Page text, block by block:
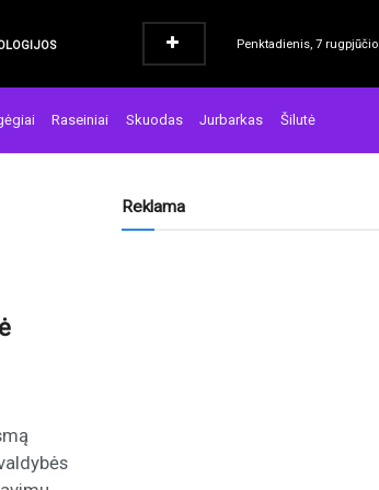
Penktadienis, 7 rugpjūčio
Raseiniai Skuodas Jurbarkas Šilutė
Reklama